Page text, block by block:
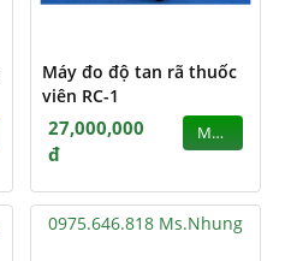
Máy đo độ tan rã thuốc
viên RC-1
27,000,000
đ
MUA
0975.646.818 Ms.Nhung